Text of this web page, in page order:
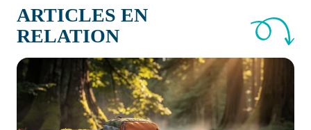
ARTICLES EN
RELATION